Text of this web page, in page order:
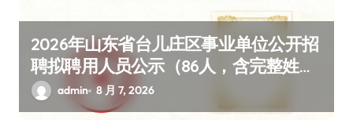
2026年山东省台儿庄区事业单位公开招
聘拟聘用人员公示（86人，含完整姓名
单位详情）
admin 8 月 7, 2026